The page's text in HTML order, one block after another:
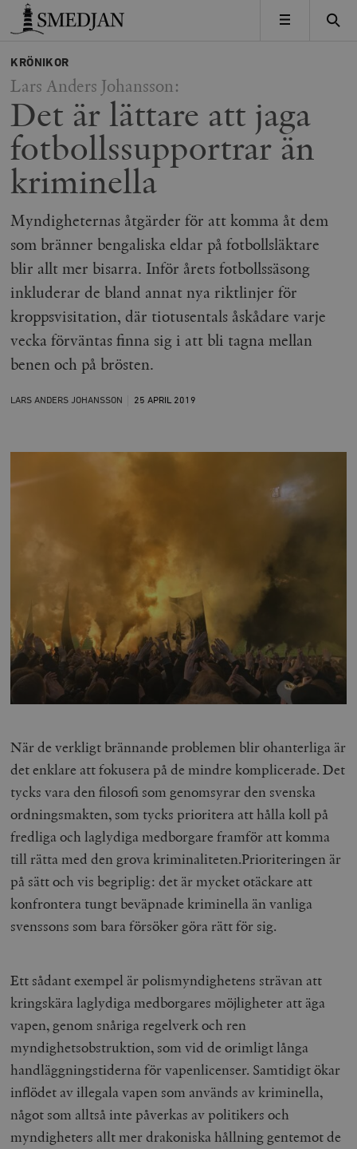
Timbro
MENY
KRÖNIKOR
Lars Anders Johansson:
Det är lättare att jaga
fotbollssupportrar än
kriminella
Myndigheternas åtgärder för att komma åt dem
som bränner bengaliska eldar på fotbollsläktare
blir allt mer bisarra. Inför årets fotbollssäsong
inkluderar de bland annat nya riktlinjer för
kroppsvisitation, där tiotusentals åskådare varje
vecka förväntas finna sig i att bli tagna mellan
benen och på brösten.
LARS ANDERS JOHANSSON 25 APRIL 2019
När de verkligt brännande problemen blir ohanterliga är
det enklare att fokusera på de mindre komplicerade. Det
tycks vara den filosofi som genomsyrar den svenska
ordningsmakten, som tycks prioritera att hålla koll på
fredliga och laglydiga medborgare framför att komma
till rätta med den grova kriminaliteten.Prioriteringen är
på sätt och vis begriplig: det är mycket otäckare att
konfrontera tungt beväpnade kriminella än vanliga
svenssons som bara försöker göra rätt för sig.
Ett sådant exempel är polismyndighetens strävan att
kringskära laglydiga medborgares möjligheter att äga
vapen, genom snåriga regelverk och ren
myndighetsobstruktion, som vid de orimligt långa
handläggningstiderna för vapenlicenser. Samtidigt ökar
inflödet av illegala vapen som används av kriminella,
något som alltså inte påverkas av politikers och
myndigheters allt mer drakoniska hållning gentemot de